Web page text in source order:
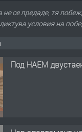
се предаде, тя
диктува условия на
Под НАЕМ